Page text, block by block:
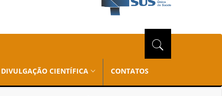
DIVULGAÇÃO CIENTÍFICA CONTATOS